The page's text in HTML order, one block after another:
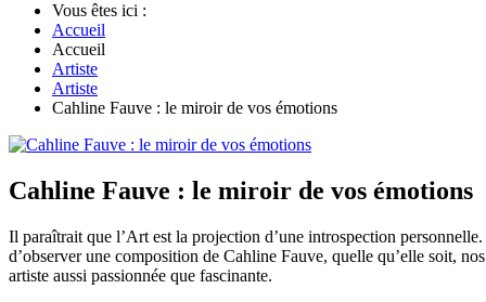
Vous êtes ici :
Accueil
Accueil
Artiste
Artiste
Cahline Fauve : le miroir de vos émotions
Cahline Fauve : le miroir de vos émotions
Il paraîtrait que l’Art est la projection d’une introspection
d’observer une composition de Cahline Fauve, quelle qu’elle soit,
artiste aussi passionnée que fascinante.